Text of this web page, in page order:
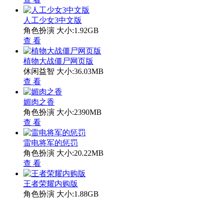
人工少女3中文版
角色扮演 大小:1.92GB
查 看
植物大战僵尸网页版
休闲益智 大小:36.03MB
查 看
媚肉之香
角色扮演 大小:2390MB
查 看
雷电将军的惩罚
角色扮演 大小:20.22MB
查 看
王者荣耀内购版
角色扮演 大小:1.88GB